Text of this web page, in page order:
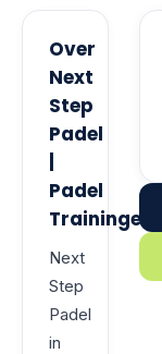
Over
Next
Step
Padel
Padel
Trainingen
Next
Step
Padel
in